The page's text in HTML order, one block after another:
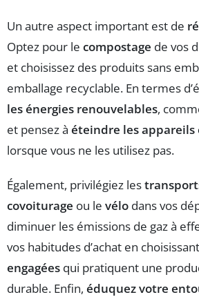
Un autre aspect important est de
Optez pour le compostage de vos
et choisissez des produits sans
emballage recyclable. En termes
les énergies renouvelables,
et pensez à éteindre les
lorsque vous ne les utilisez pas.
Également, privilégiez les
covoiturage ou le vélo dans vos
diminuer les émissions de gaz à
vos habitudes d’achat en
engagées qui pratiquent une
durable. Enfin, éduquez votre